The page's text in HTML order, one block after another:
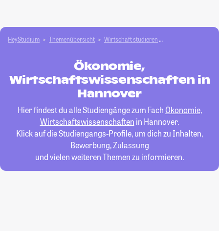
HeyStudium Themenübersicht Wirtschaft studieren
Ökonomie,
Wirtschaftswissenschaften in
Hannover
Hier findest du alle Studiengänge zum Fach Ökonomie,
Wirtschaftswissenschaften in Hannover.
Klick auf die Studiengangs-Profile, um dich zu Inhalten,
Bewerbung, Zulassung
und vielen weiteren Themen zu informieren.